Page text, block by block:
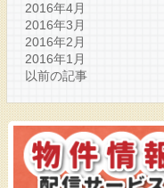
2016年4月
2016年3月
2016年2月
2016年1月
以前の記事